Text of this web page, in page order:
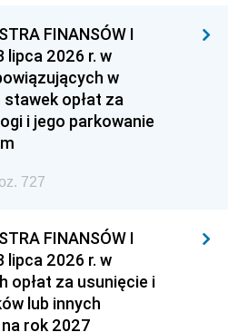
FINANSÓW I
lipca 2026 r. w
w
opłat za
i jego parkowanie
727
FINANSÓW I
lipca 2026 r. w
opłat za usunięcie i
lub innych
rok 2027